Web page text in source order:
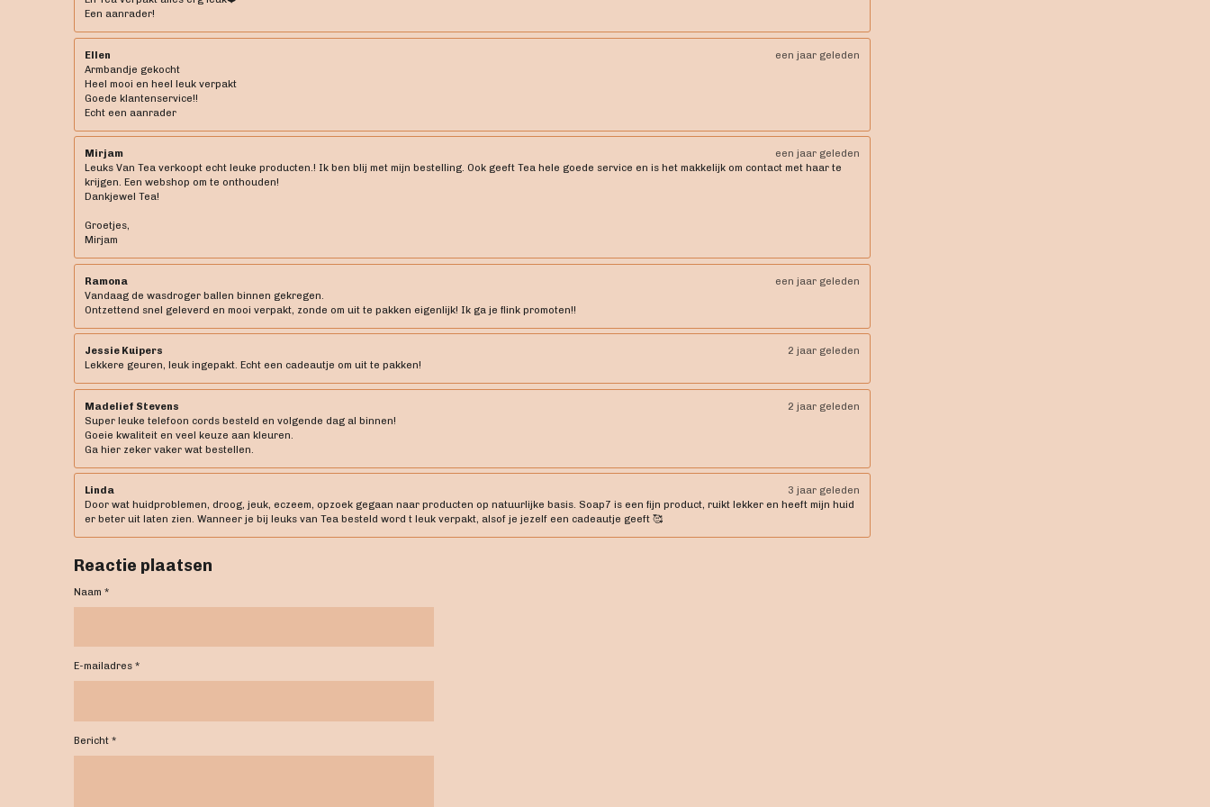
Een aanrader!
Ellen
een jaar geleden
Armbandje gekocht
Heel mooi en heel leuk verpakt
Goede klantenservice!!
Echt een aanrader
Mirjam
een jaar geleden
Leuks Van Tea verkoopt echt leuke producten.! Ik ben blij met mijn bestelling. Ook geeft Tea hele goede service en is het makkelijk om contact met haar te
krijgen. Een webshop om te onthouden!
Dankjewel Tea!
Groetjes,
Mirjam
Ramona
een jaar geleden
Vandaag de wasdroger ballen binnen gekregen.
Ontzettend snel geleverd en mooi verpakt, zonde om uit te pakken eigenlijk! Ik ga je flink promoten!!
Jessie Kuipers
2 jaar geleden
Lekkere geuren, leuk ingepakt. Echt een cadeautje om uit te pakken!
Madelief Stevens
2 jaar geleden
Super leuke telefoon cords besteld en volgende dag al binnen!
Goeie kwaliteit en veel keuze aan kleuren.
Ga hier zeker vaker wat bestellen.
Linda
3 jaar geleden
Door wat huidproblemen, droog, jeuk, eczeem, opzoek gegaan naar producten op natuurlijke basis. Soap7 is een fijn product, ruikt lekker en heeft mijn huid
er beter uit laten zien. Wanneer je bij leuks van Tea besteld word t leuk verpakt, alsof je jezelf een cadeautje geeft 🥰
Reactie plaatsen
Naam *
E-mailadres *
Bericht *